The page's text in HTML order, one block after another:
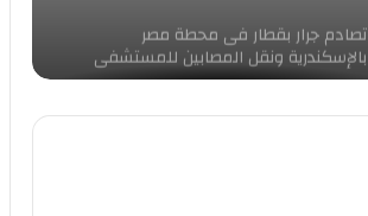
تصادم جرار بقطار فى محطة مصر
بالإسكندرية ونقل المصابين للمستشفى